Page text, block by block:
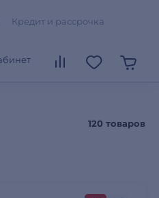
Кредит и рассрочка
120 товаров